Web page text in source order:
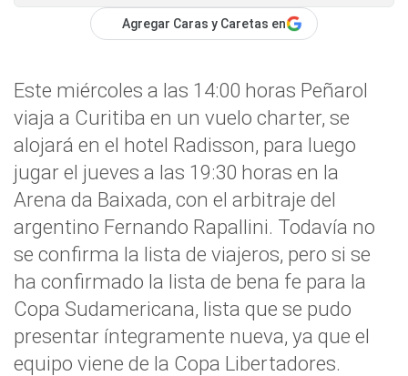
Agregar Caras y Caretas en
Este miércoles a las 14:00 horas Peñarol
viaja a Curitiba en un vuelo charter, se
alojará en el hotel Radisson, para luego
jugar el jueves a las 19:30 horas en la
Arena da Baixada, con el arbitraje del
argentino Fernando Rapallini. Todavía no
se confirma la lista de viajeros, pero si se
ha confirmado la lista de bena fe para la
Copa Sudamericana, lista que se pudo
presentar íntegramente nueva, ya que el
equipo viene de la Copa Libertadores.